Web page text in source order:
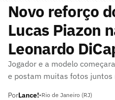
Novo reforço
Lucas Piazon
Leonardo
Jogador e a modelo
e postam muitas fotos juntos
PorLance!•Rio de Janeiro (RJ)